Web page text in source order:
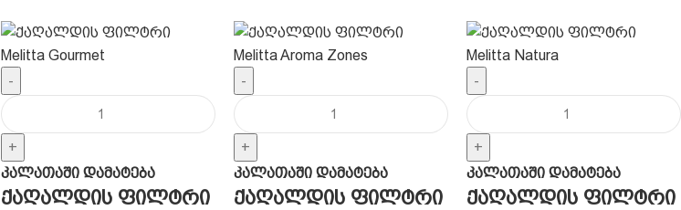
-
+
კალათაში დამატება
ქაღალდის ფილტრი
-
+
კალათაში დამატება
ქაღალდის ფილტრი
-
+
კალათაში დამატება
ქაღალდის ფილტრი